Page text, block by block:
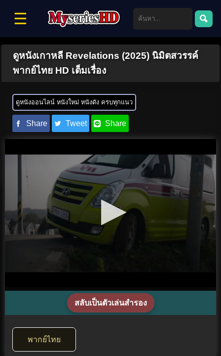
☰
ดูหนังเกาหลี Revelations (2025) นิมิตสวรรค์
พากย์ไทย HD เต็มเรื่อง
ดูหนังออนไลน์ หนังใหม่ หนังดัง ครบทุกแนว
Share Tweet Share
สลับเป็นตัวเล่นสำรอง
พากย์ไทย